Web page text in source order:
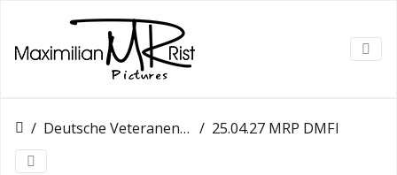
Deutsche Veteranen Meisterschaft - Tag 2 25.04.27 MRP DMFN25 MRP04236